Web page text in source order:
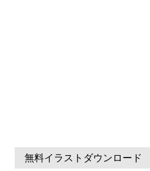
無料イラストダウンロード